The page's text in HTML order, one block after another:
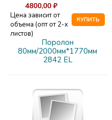
4800,00 ₽
Цена зависит от
объема (опт от 2-х
листов)
КУПИТЬ
Поролон
80мм/2000мм*1770мм
2842 EL